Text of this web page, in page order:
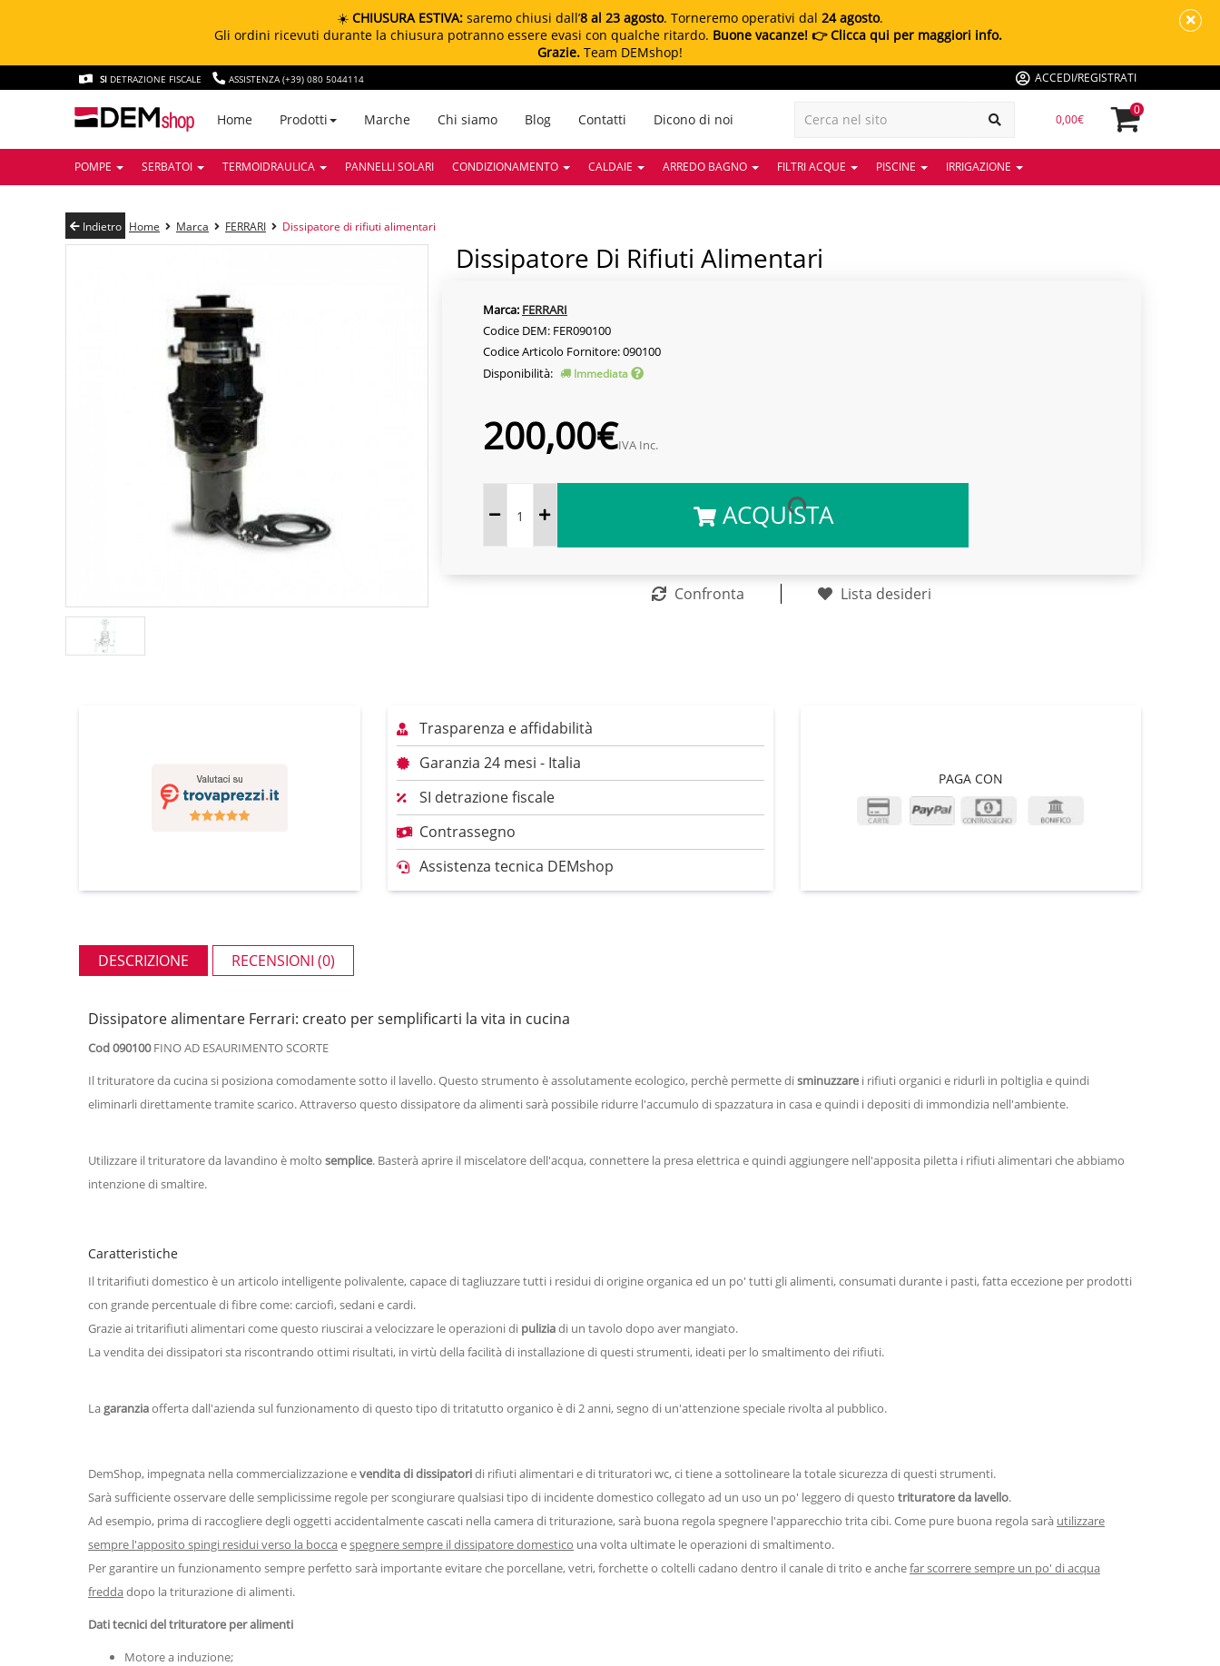
☀️ CHIUSURA ESTIVA: saremo chiusi dall’8 al 23 agosto. Torneremo operativi dal 24 agosto.
Gli ordini ricevuti durante la chiusura potranno essere evasi con qualche ritardo. Buone vacanze! 👉 Clicca qui per maggiori info.
Grazie. Team DEMshop!
SI DETRAZIONE FISCALE ASSISTENZA (+39) 080 5044114 ACCEDI/REGISTRATI
Home Prodotti Marche Chi siamo Blog Contatti Dicono di noi 0,00€
0
POMPE SERBATOI TERMOIDRAULICA PANNELLI SOLARI CONDIZIONAMENTO CALDAIE ARREDO BAGNO FILTRI ACQUE PISCINE IRRIGAZIONE
Indietro Home Marca FERRARI Dissipatore di rifiuti alimentari
Dissipatore Di Rifiuti Alimentari
Marca: FERRARI
Codice DEM: FER090100
Codice Articolo Fornitore: 090100
Disponibilità:
Immediata
200,00€IVA Inc.
ACQUISTA
Confronta Lista desideri
Trasparenza e affidabilità
Garanzia 24 mesi - Italia
SI detrazione fiscale
Contrassegno
Assistenza tecnica DEMshop
PAGA CON
DESCRIZIONE RECENSIONI (0)
Dissipatore alimentare Ferrari: creato per semplificarti la vita in cucina
Cod 090100FINO AD ESAURIMENTO SCORTE
Il trituratore da cucina si posiziona comodamente sotto il lavello. Questo strumento è assolutamente ecologico, perchè permette disminuzzare i rifiuti organici e ridurli in poltiglia e quindi
eliminarli direttamente tramite scarico. Attraverso questo dissipatore da alimenti sarà possibile ridurre l'accumulo di spazzatura in casa e quindi i depositi di immondizia nell'ambiente.
Utilizzare il trituratore da lavandino è molto semplice. Basterà aprire il miscelatore dell'acqua, connettere la presa elettrica e quindi aggiungere nell'apposita piletta i rifiuti alimentari che abbiamo
intenzione di smaltire.
Caratteristiche
Il tritarifiuti domestico è un articolo intelligente polivalente, capace di tagliuzzare tutti i residui di origine organica ed un po' tutti gli alimenti, consumati durante i pasti, fatta eccezione per prodotti
con grande percentuale di fibre come: carciofi, sedani e cardi.
Grazie ai tritarifiuti alimentari come questo riuscirai a velocizzare le operazioni di puliziadi un tavolo dopo aver mangiato.
La vendita dei dissipatori sta riscontrando ottimi risultati, in virtù della facilità di installazione di questi strumenti, ideati per lo smaltimento dei rifiuti.
La garanziaofferta dall'azienda sul funzionamento di questo tipo di tritatutto organico è di 2 anni, segno di un'attenzione speciale rivolta al pubblico.
DemShop, impegnata nella commercializzazione evendita di dissipatoridi rifiuti alimentari e di trituratori wc, ci tiene a sottolineare la totale sicurezza di questi strumenti.
Sarà sufficiente osservare delle semplicissime regole per scongiurare qualsiasi tipo di incidente domestico collegato ad un uso un po' leggero di questo trituratore da lavello.
Ad esempio, prima di raccogliere degli oggetti accidentalmente cascati nella camera di triturazione, sarà buona regola spegnere l'apparecchio trita cibi. Come pure buona regola sarà utilizzare
sempre l'apposito spingi residui verso la boccaespegnere sempre il dissipatore domestico una volta ultimate le operazioni di smaltimento.
Per garantire un funzionamento sempre perfetto sarà importante evitare che porcellane, vetri, forchette o coltelli cadano dentro il canale di trito e anchefar scorrere sempre un po' di acqua
freddadopo la triturazione di alimenti.
Dati tecnici del trituratore per alimenti
Motore a induzione;